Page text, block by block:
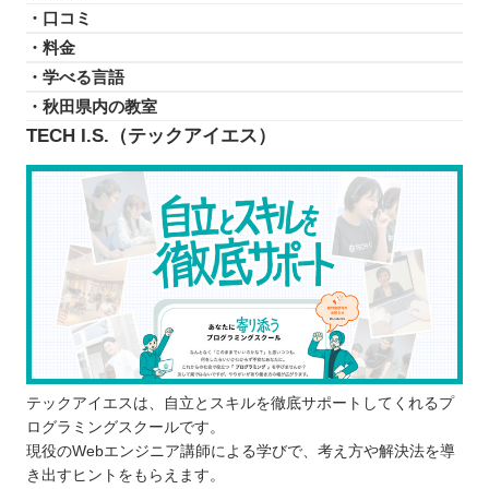
・口コミ
・料金
・学べる言語
・秋田県内の教室
TECH I.S.（テックアイエス）
テックアイエスは、自立とスキルを徹底サポートしてくれるプ
ログラミングスクールです。
現役のWebエンジニア講師による学びで、考え方や解決法を導
き出すヒントをもらえます。